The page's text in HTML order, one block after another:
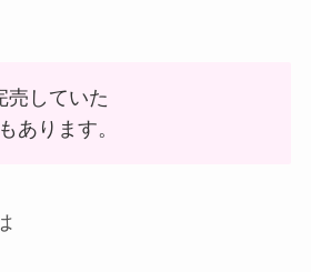
売していた
あります。